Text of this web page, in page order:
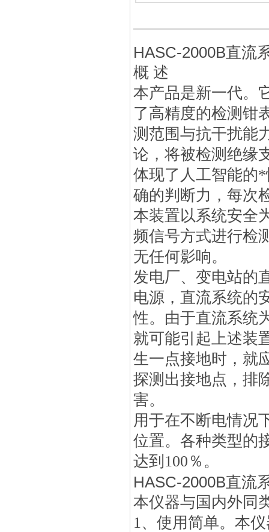
HASC-2000B直流
概 述
本产品是新一代。
了高精度的检测钳
测范围与抗干扰能
论，将被检测绝缘
体现了人工智能的
确的判断力，每次
本装置以系统安全
频信号方式进行检
无任何影响。
发电厂、变电站的
电源，直流系统的
性。由于直流系统
就可能引起上述装
生一点接地时，就
探测出接地点，排
害。
用于在不断电情况
位置。各种类型的
达到100％。
HASC-2000B直流
本仪器与国内外同
1、使用简单。本